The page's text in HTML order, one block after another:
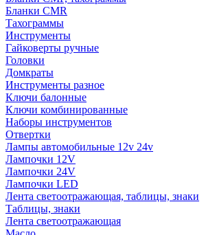
Бланки CMR
Тахограммы
Инструменты
Гайковерты ручные
Головки
Домкраты
Инструменты разное
Ключи балонные
Ключи комбинированные
Наборы инструментов
Отвертки
Лампы автомобильные 12v 24v
Лампочки 12V
Лампочки 24V
Лампочки LED
Лента светоотражающая, таблицы, знаки
Таблицы, знаки
Лента светоотражающая